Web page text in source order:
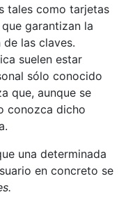
tales como tarjetas
garantizan la
las claves.
suelen estar
sólo conocido
que, aunque se
conozca dicho
una determinada
en concreto se